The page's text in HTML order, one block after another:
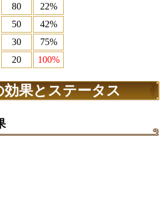
80
22%
50
42%
30
75%
20 100%
果とステータス